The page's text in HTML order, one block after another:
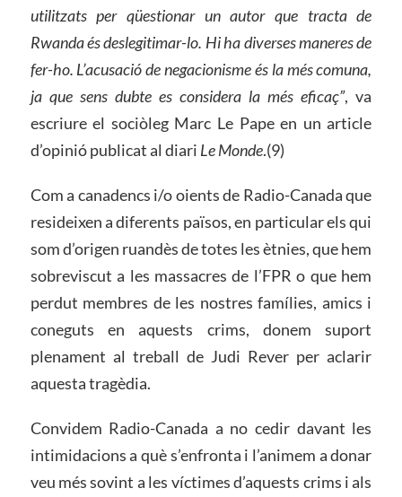
utilitzats per qüestionar un autor que tracta de
Rwanda és deslegitimar-lo. Hi ha diverses maneres de
fer-ho. L’acusació de negacionisme és la més comuna,
ja que sens dubte es considera la més eficaç”, va
escriure el sociòleg Marc Le Pape en un article
d’opinió publicat al diari Le Monde.(9)
Com a canadencs i/o oients de Radio-Canada que
resideixen a diferents països, en particular els qui
som d’origen ruandès de totes les ètnies, que hem
sobreviscut a les massacres de l’FPR o que hem
perdut membres de les nostres famílies, amics i
coneguts en aquests crims, donem suport
plenament al treball de Judi Rever per aclarir
aquesta tragèdia.
Convidem Radio-Canada a no cedir davant les
intimidacions a què s’enfronta i l’animem a donar
veu més sovint a les víctimes d’aquests crims i als